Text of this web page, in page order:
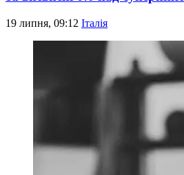
19 липня, 09:12 Італія